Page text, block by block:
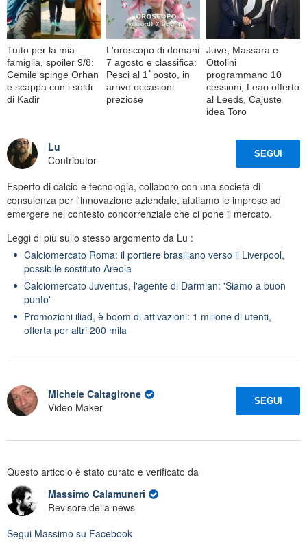
Tutto per la mia
famiglia, spoiler 9/8:
Cemile spinge Orhan
e scappa con i soldi
di Kadir
L'oroscopo di domani
7 agosto e classifica:
Pesci al 1ﾟposto, in
arrivo occasioni
preziose
Juve, Massara e
Ottolini
programmano 10
cessioni, Leao offerto
al Leeds, Cajuste
idea Toro
Lu
Contributor
SEGUI
Esperto di calcio e tecnologia, collaboro con una società di
consulenza per l'innovazione aziendale, aiutiamo le imprese ad
emergere nel contesto concorrenziale che ci pone il mercato.
Leggi di più sullo stesso argomento da Lu :
Calciomercato Roma: il portiere brasiliano verso il Liverpool,
possibile sostituto Areola
Calciomercato Juventus, l'agente di Darmian: 'Siamo a buon
punto'
Promozioni iliad, è boom di attivazioni: 1 milione di utenti,
offerta per altri 200 mila
Michele Caltagirone
Video Maker
SEGUI
Questo articolo è stato curato e verificato da
Massimo Calamuneri
Revisore della news
Segui Massimo su Facebook